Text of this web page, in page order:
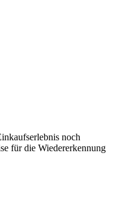
noch
für die Wiedererkennung